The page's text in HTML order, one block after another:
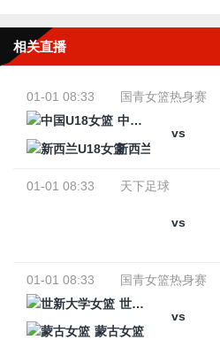
相关直播
01-01 08:33
国青女篮热身赛
中国U18女篮
vs
新西兰U18女篮
01-01 08:33 天下足球
vs
01-01 08:33
国青女篮热身赛
世新大学女篮
vs
蒙古女篮